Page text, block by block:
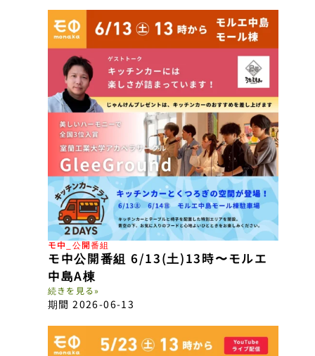
モ中_公開番組
モ中公開番組 6/13(土)13時〜モルエ
中島A棟
続きを見る»
期間 2026-06-13